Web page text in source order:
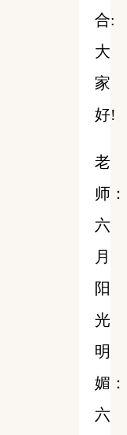
合:
大
家
好!
老
师：
六
月
阳
光
明
媚：
六